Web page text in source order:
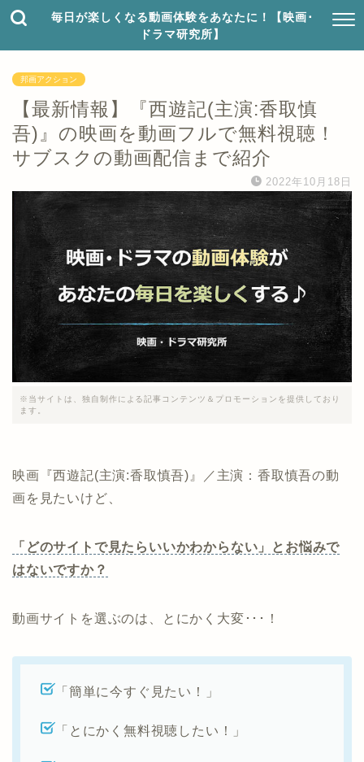
毎日が楽しくなる動画体験をあなたに！【映画･
ドラマ研究所】
邦画アクション
【最新情報】『西遊記(主演:香取慎
吾)』の映画を動画フルで無料視聴！
サブスクの動画配信まで紹介
2022年10月18日
※当サイトは、独自制作による記事コンテンツ＆プロモーションを提供しており
ます。
映画『西遊記(主演:香取慎吾)』／主演：香取慎吾の動
画を見たいけど、
「どのサイトで見たらいいかわからない」とお悩みで
はないですか？
動画サイトを選ぶのは、とにかく大変･･･！
「簡単に今すぐ見たい！」
「とにかく無料視聴したい！」